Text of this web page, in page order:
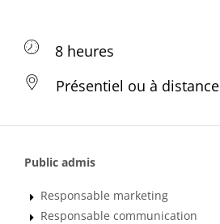
8 heures
Présentiel ou à distance
Public admis
Responsable marketing
Responsable communication